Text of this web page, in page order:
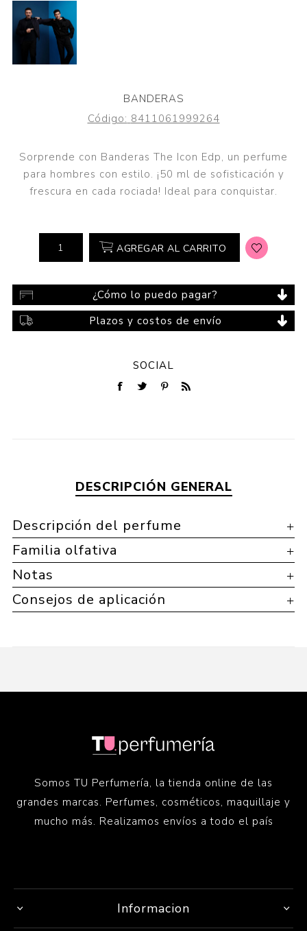
BANDERAS
Código: 8411061999264
Sorprende con Banderas The Icon Edp, un perfume
para hombres con estilo. ¡50 ml de sofisticación y
frescura en cada rociada! Ideal para conquistar.
AGREGAR AL CARRITO
¿Cómo lo puedo pagar?
Plazos y costos de envío
SOCIAL
DESCRIPCIÓN GENERAL
Descripción del perfume
Familia olfativa
Notas
Consejos de aplicación
Somos TU Perfumería, la tienda online de las
grandes marcas. Perfumes, cosméticos, maquillaje y
mucho más. Realizamos envíos a todo el país
Informacion